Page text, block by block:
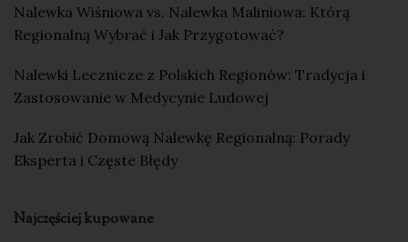
Nalewka Wiśniowa vs. Nalewka Maliniowa: Którą
Regionalną Wybrać i Jak Przygotować?
Nalewki Lecznicze z Polskich Regionów: Tradycja i
Zastosowanie w Medycynie Ludowej
Jak Zrobić Domową Nalewkę Regionalną: Porady
Eksperta i Częste Błędy
Najczęściej kupowane